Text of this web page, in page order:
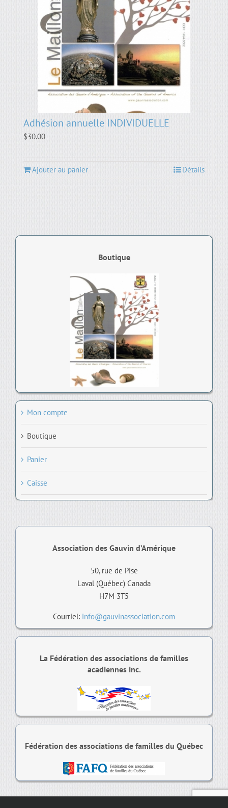
Adhésion annuelle INDIVIDUELLE
$30.00
Ajouter au panier Détails
Association des Gauvin d’Amérique
50, rue de Pise
Laval (Québec) Canada
H7M 3T5
Courriel: info@gauvinassociation.com
La Fédération des associations de familles
acadiennes inc.
Fédération des associations de familles du Québec
Boutique
Mon compte
Boutique
Panier
Caisse